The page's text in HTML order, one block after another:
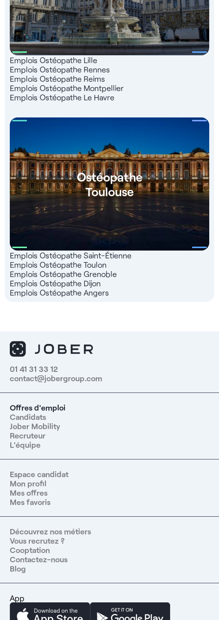
Emplois Ostéopathe Lille
Emplois Ostéopathe Rennes
Emplois Ostéopathe Reims
Emplois Ostéopathe Montpellier
Emplois Ostéopathe Le Havre
Ostéopathe
Toulouse
Emplois Ostéopathe Saint-Étienne
Emplois Ostéopathe Toulon
Emplois Ostéopathe Grenoble
Emplois Ostéopathe Dijon
Emplois Ostéopathe Angers
01 41 31 33 12
contact@jobergroup.com
Offres d'emploi
Candidats
Jober Mobility
Recruteur
L'équipe
Espace candidat
Mon profil
Mes offres
Mes favoris
Découvrez nos métiers
Vous recrutez ?
Cooptation
Contactez-nous
Blog
App